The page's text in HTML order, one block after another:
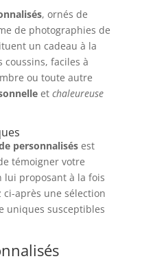
, ornés de
de photographies de
un cadeau à la
coussins, faciles à
ou toute autre
et chaleureuse
personnalisésest
témoigner votre
lui proposant à la fois
après une sélection
uniques susceptibles